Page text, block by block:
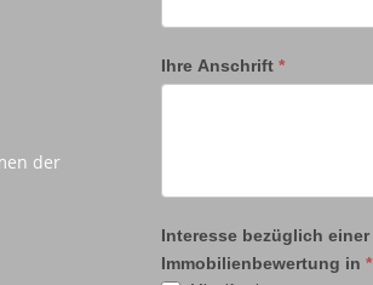
der
Ihre Anschrift *
Interesse bezüglich einer
Immobilienbewertung in *